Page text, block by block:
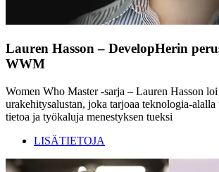
Lauren Hasson – DevelopHerin
WWM
Women Who Master -sarja – Lauren Hasson
urakehitysalustan, joka tarjoaa teknologia-
tietoa ja työkaluja menestyksen tueksi
LISÄTIETOJA